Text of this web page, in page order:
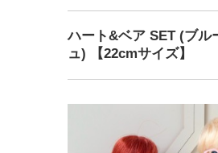
ハート&ベア SET (ブル
ュ) 【22cmサイズ】